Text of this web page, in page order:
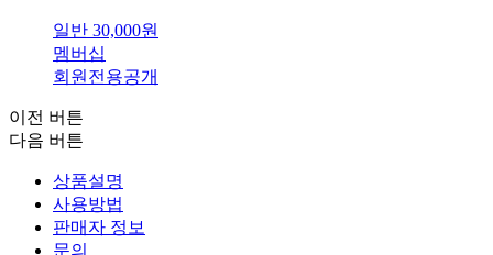
일반 30,000원
멤버십
회원전용공개
이전 버튼
다음 버튼
상품설명
사용방법
판매자 정보
문의